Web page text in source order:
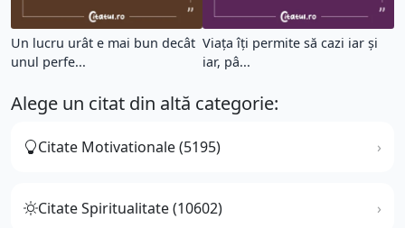
Un lucru urât e mai bun decât
unul perfe...
Viața îți permite să cazi iar și
iar, pâ...
Alege un citat din altă categorie:
Citate Motivationale (5195)
Citate Spiritualitate (10602)